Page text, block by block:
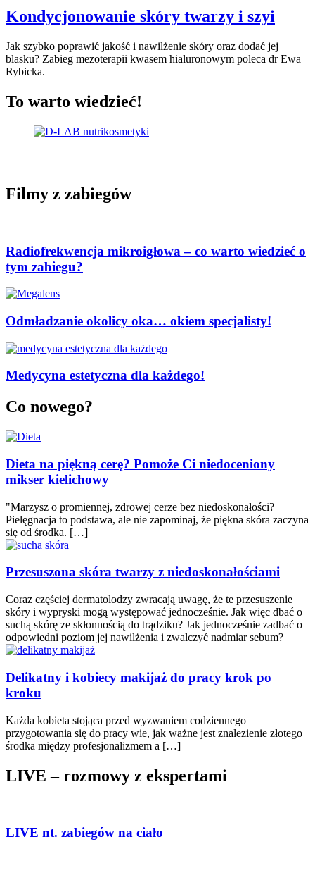
Kondycjonowanie skóry twarzy i szyi
Jak szybko poprawić jakość i nawilżenie skóry oraz dodać jej
blasku? Zabieg mezoterapii kwasem hialuronowym poleca dr Ewa
Rybicka.
To warto wiedzieć!
Filmy z zabiegów
Radiofrekwencja mikroigłowa – co warto wiedzieć o
tym zabiegu?
Odmładzanie okolicy oka… okiem specjalisty!
Medycyna estetyczna dla każdego!
Co nowego?
Dieta na piękną cerę? Pomoże Ci niedoceniony
mikser kielichowy
"Marzysz o promiennej, zdrowej cerze bez niedoskonałości?
Pielęgnacja to podstawa, ale nie zapominaj, że piękna skóra zaczyna
się od środka. […]
Przesuszona skóra twarzy z niedoskonałościami
Coraz częściej dermatolodzy zwracają uwagę, że te przesuszenie
skóry i wypryski mogą występować jednocześnie. Jak więc dbać o
suchą skórę ze skłonnością do trądziku? Jak jednocześnie zadbać o
odpowiedni poziom jej nawilżenia i zwalczyć nadmiar sebum?
Delikatny i kobiecy makijaż do pracy krok po
kroku
Każda kobieta stojąca przed wyzwaniem codziennego
przygotowania się do pracy wie, jak ważne jest znalezienie złotego
środka między profesjonalizmem a […]
LIVE – rozmowy z ekspertami
LIVE nt. zabiegów na ciało